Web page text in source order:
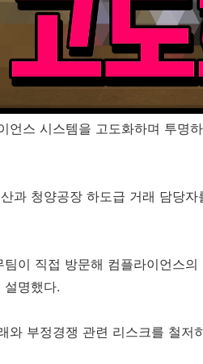
언스 시스템을 고도화하며 투명
과 청양공장 하도급 거래 담당
이 직접 방문해 컴플라이언스
명했다.
와 부정경쟁 관련 리스크를 철저